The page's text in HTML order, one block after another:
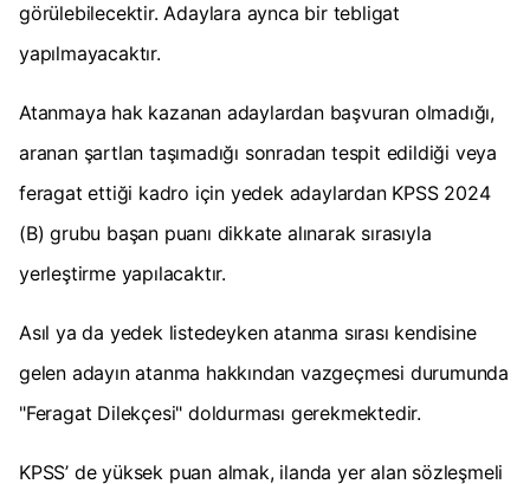
görülebilecektir. Adaylara aynca bir tebligat
yapılmayacaktır.
Atanmaya hak kazanan adaylardan başvuran olmadığı,
aranan şartlan taşımadığı sonradan tespit edildiği veya
feragat ettiği kadro için yedek adaylardan KPSS 2024
(B) grubu başan puanı dikkate alınarak sırasıyla
yerleştirme yapılacaktır.
Asıl ya da yedek listedeyken atanma sırası kendisine
gelen adayın atanma hakkından vazgeçmesi durumunda
"Feragat Dilekçesi" doldurması gerekmektedir.
KPSS’ de yüksek puan almak, ilanda yer alan sözleşmeli